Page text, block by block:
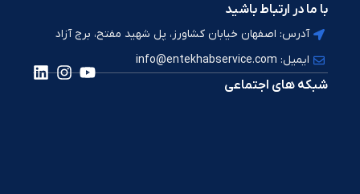
با ما در ارتباط باشید
آدرس: اصفهان خیابان کشاورز، پل شهید مفتح، برج آزاد
ایمیل: info@entekhabservice.com
شبکه های اجتماعی